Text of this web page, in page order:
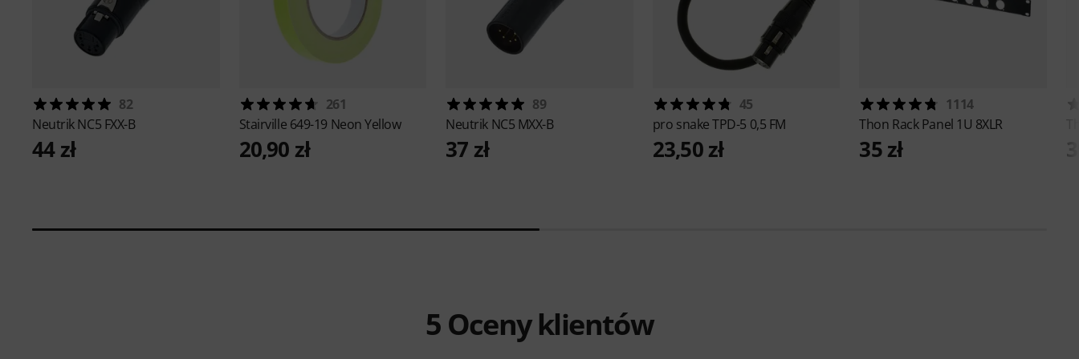
82
NeutrikNC5 FXX-B
44 zł
261
Stairville 649-19 Neon Yellow
20,90 zł
89
Neutrik NC5 MXX-B
37 zł
45
pro snakeTPD-5 0,5 FM
23,50 zł
1114
Thon Rack Panel 1U 8XLR
35 zł
5 Oceny klientów